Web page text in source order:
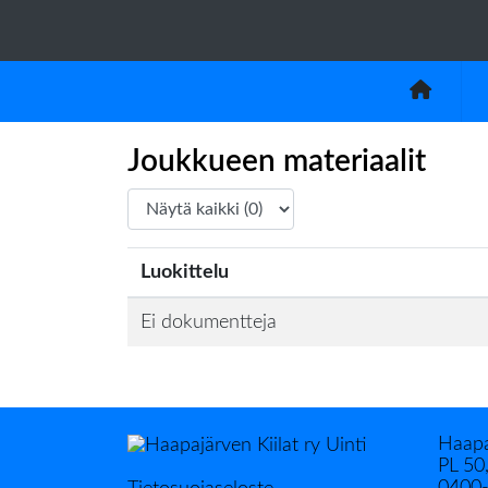
Joukkueen materiaalit
Luokittelu
Ei dokumentteja
PL